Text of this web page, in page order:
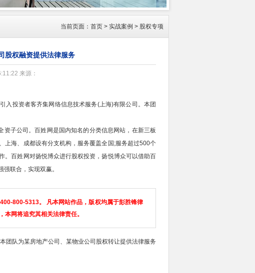
当前页面： 首页 > 实战案例 > 股权专项
股权融资提供法律服务
来源：
投资者客齐集网络信息技术服务(上海)有限公司。本团
子公司。百姓网是国内知名的分类信息网站，在新三板
上海、成都设有分支机构，服务覆盖全国;服务超过500个
。百姓网对扬悦博众进行股权投资，扬悦博众可以借助百
联合，实现双赢。
800-5313。 凡本网站作品，版权均属于彭胜锋律
网将追究其相关法律责任。
本团队为某房地产公司、某物业公司股权转让提供法律服务